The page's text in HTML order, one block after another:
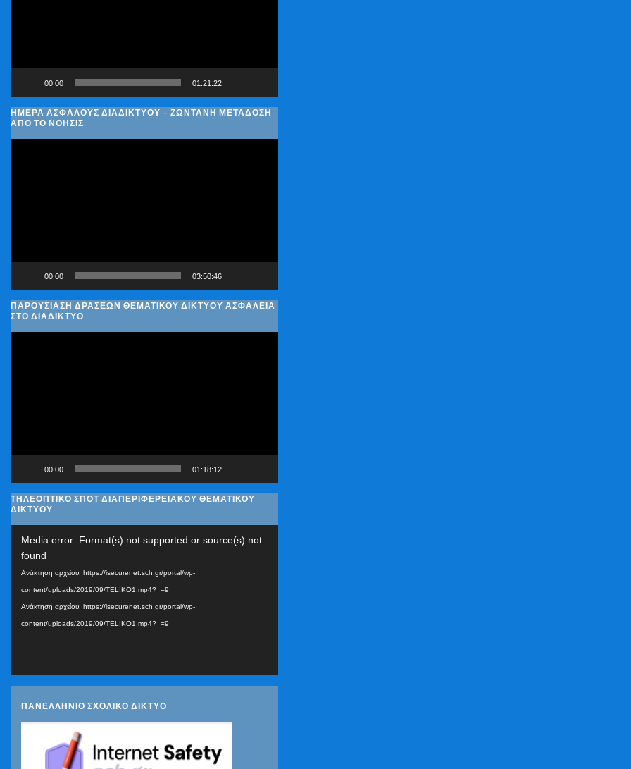
00:00 01:21:22
ΗΜΈΡΑ ΑΣΦΑΛΟΎΣ ΔΙΑΔΙΚΤΎΟΥ – ΖΩΝΤΑΝΉ ΜΕΤΆΔΟΣΗ
ΑΠΌ ΤΟ ΝΟΗΣΙΣ
00:00 03:50:46
ΠΑΡΟΥΣΊΑΣΗ ΔΡΆΣΕΩΝ ΘΕΜΑΤΙΚΟΎ ΔΙΚΤΎΟΥ ΑΣΦΆΛΕΙΑ
ΣΤΟ ΔΙΑΔΊΚΤΥΟ
00:00 01:18:12
ΤΗΛΕΟΠΤΙΚΟ ΣΠΟΤ ΔΙΑΠΕΡΙΦΕΡΕΙΑΚΟΥ ΘΕΜΑΤΙΚΟΥ
ΔΙΚΤΥΟΥ
Αναπαραγωγής
Media error: Format(s) not supported or source(s) not
found
Ανάκτηση αρχείου: https://isecurenet.sch.gr/portal/wp-
content/uploads/2019/09/TELIKO1.mp4?_=9
Ανάκτηση αρχείου: https://isecurenet.sch.gr/portal/wp-
content/uploads/2019/09/TELIKO1.mp4?_=9
ΠΑΝΕΛΛΗΝΙΟ ΣΧΟΛΙΚΟ ΔΙΚΤΥΟ